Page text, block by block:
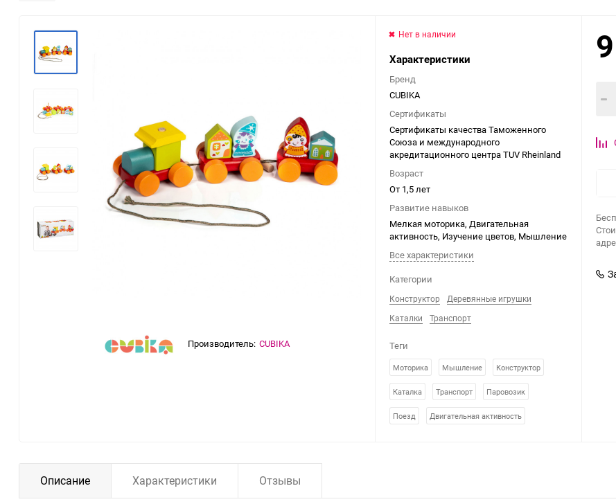
Производитель: CUBIKA
Нет в наличии
Характеристики
Бренд
CUBIKA
Сертификаты
Сертификаты качества Таможенного
Союза и международного
акредитационного центра TUV Rheinland
Возраст
От 1,5 лет
Развитие навыков
Мелкая моторика, Двигательная
активность, Изучение цветов, Мышление
Все характеристики
Категории
Конструктор
Деревянные игрушки
Каталки
Транспорт
Теги
Моторика Мышление Конструктор
Каталка Транспорт Паровозик
Поезд Двигательная активность
Описание Характеристики Отзывы